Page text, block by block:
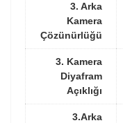
3. Arka
Kamera
Çözünürlüğü
3. Kamera
Diyafram
Açıklığı
3.Arka